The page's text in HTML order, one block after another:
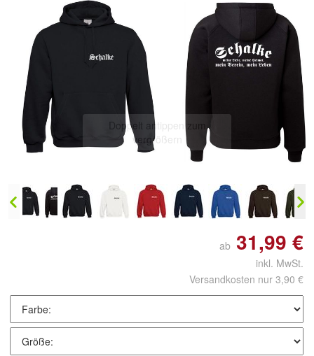
Doppelt antippen zum
vergrößern
ab 31,99 €
inkl. MwSt.
Versandkosten nur 3,90 €